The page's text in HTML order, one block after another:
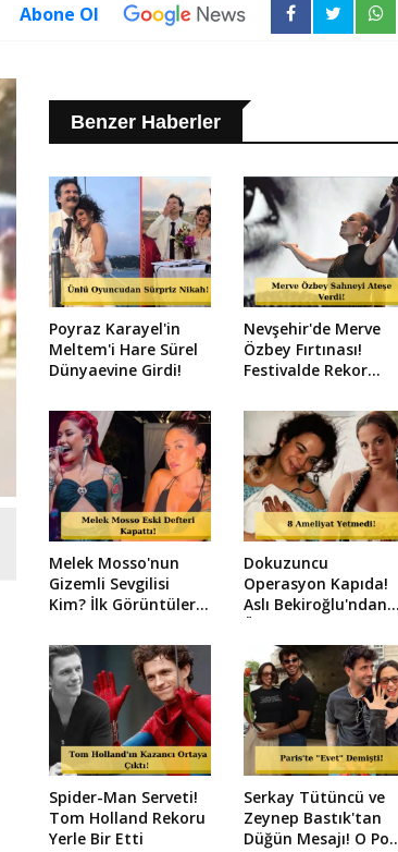
Abone Ol
Benzer Haberler
Poyraz Karayel'in
Meltem'i Hare Sürel
Dünyaevine Girdi!
Nevşehir'de Merve
Özbey Fırtınası!
Festivalde Rekor
Melek Mosso'nun
Gizemli Sevgilisi
Kim? İlk Görüntüler
Dokuzuncu
Operasyon Kapıda!
Aslı Bekiroğlu'ndan
Üzen Paylaşım
Spider-Man Serveti!
Tom Holland Rekoru
Yerle Bir Etti
Serkay Tütüncü ve
Zeynep Bastık'tan
Düğün Mesajı! O Poz